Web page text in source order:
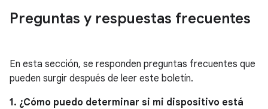
Preguntas y respuestas frecuentes
En esta sección, se responden preguntas frecuentes que
pueden surgir después de leer este boletín.
1. ¿Cómo puedo determinar si mi dispositivo está